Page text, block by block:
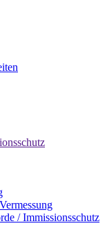
/ Immissionsschutz